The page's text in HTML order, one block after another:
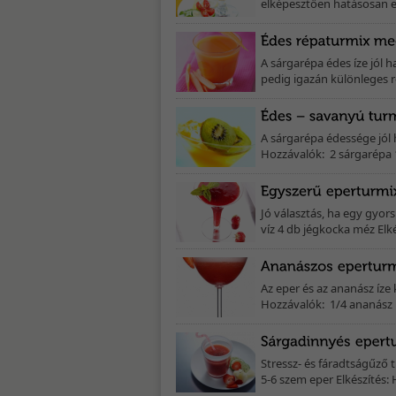
elképesztően hatásosan
A sárgarépa édes íze jól
pedig igazán különleges
A sárgarépa édessége
Hozzávalók: 2 sárgarépa
Jó választás, ha egy
víz 4 db jégkocka méz
Az eper és az ananász
Hozzávalók: 1/4 ananász
Stressz- és
5-6 szem eper